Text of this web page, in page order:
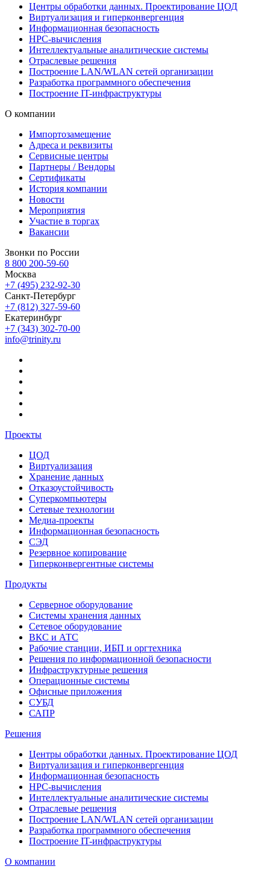
Центры обработки данных. Проектирование ЦОД
Виртуализация и гиперконвергенция
Информационная безопасность
HPC-вычисления
Интеллектуальные аналитические системы
Отраслевые решения
Построение LAN/WLAN сетей организации
Разработка программного обеспечения
Построение IT-инфраструктуры
О компании
Импортозамещение
Адреса и реквизиты
Сервисные центры
Партнеры / Вендоры
Сертификаты
История компании
Новости
Мероприятия
Участие в торгах
Вакансии
Звонки по России
8 800 200-59-60
Москва
+7 (495) 232-92-30
Санкт-Петербург
+7 (812) 327-59-60
Екатеринбург
+7 (343) 302-70-00
info@trinity.ru
Проекты
ЦОД
Виртуализация
Хранение данных
Отказоустойчивость
Суперкомпьютеры
Сетевые технологии
Медиа-проекты
Информационная безопасность
СЭД
Резервное копирование
Гиперконвергентные системы
Продукты
Серверное оборудование
Системы хранения данных
Сетевое оборудование
ВКС и АТС
Рабочие станции, ИБП и оргтехника
Решения по информационной безопасности
Инфраструктурные решения
Операционные системы
Офисные приложения
СУБД
САПР
Решения
Центры обработки данных. Проектирование ЦОД
Виртуализация и гиперконвергенция
Информационная безопасность
HPC-вычисления
Интеллектуальные аналитические системы
Отраслевые решения
Построение LAN/WLAN сетей организации
Разработка программного обеспечения
Построение IT-инфраструктуры
О компании